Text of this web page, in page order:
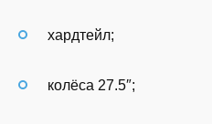
хардтейл;
колёса 27.5″;